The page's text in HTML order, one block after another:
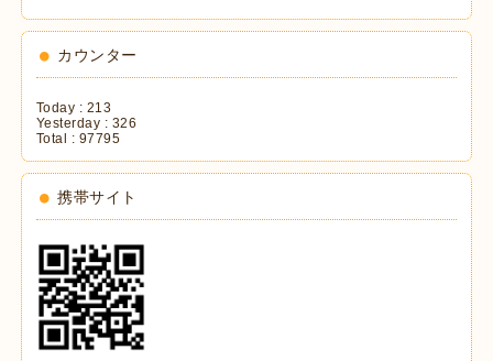
カウンター
Today : 213
Yesterday : 326
Total : 97795
携帯サイト